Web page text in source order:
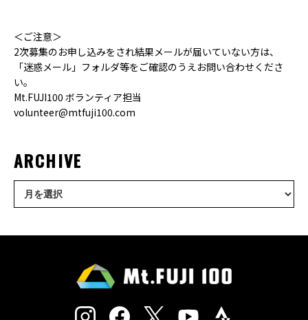
＜ご注意＞
2次募集のお申し込みをされ結果メールが届いていない方は、
「迷惑メール」フォルダ等をご確認のうえお問い合わせくださ
い。
Mt.FUJI100 ボランティア担当
volunteer@mtfuji100.com
ARCHIVE